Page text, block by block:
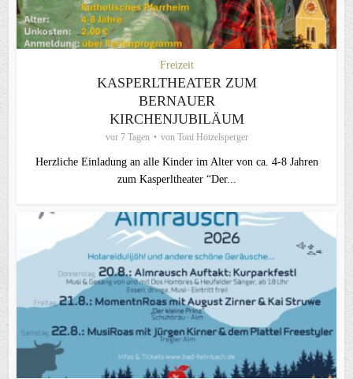
Freizeit
KASPERLTHEATER ZUM
BERNAUER
KIRCHENJUBILÄUM
vor 7 Tagen von Toni Hötzelsperger
Herzliche Einladung an alle Kinder im Alter von ca. 4-8 Jahren
zum Kasperltheater “Der...